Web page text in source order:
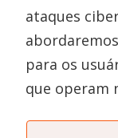
ataques
para os
que operam